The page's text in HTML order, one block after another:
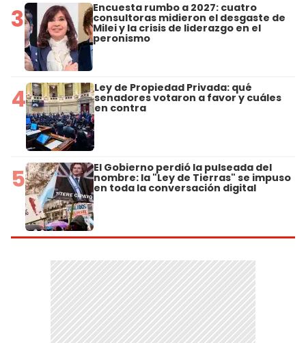
3 Encuesta rumbo a 2027: cuatro
consultoras midieron el desgaste de
Milei y la crisis de liderazgo en el
peronismo
4 Ley de Propiedad Privada: qué
senadores votaron a favor y cuáles
en contra
5 El Gobierno perdió la pulseada del
nombre: la "Ley de Tierras" se impuso
en toda la conversación digital